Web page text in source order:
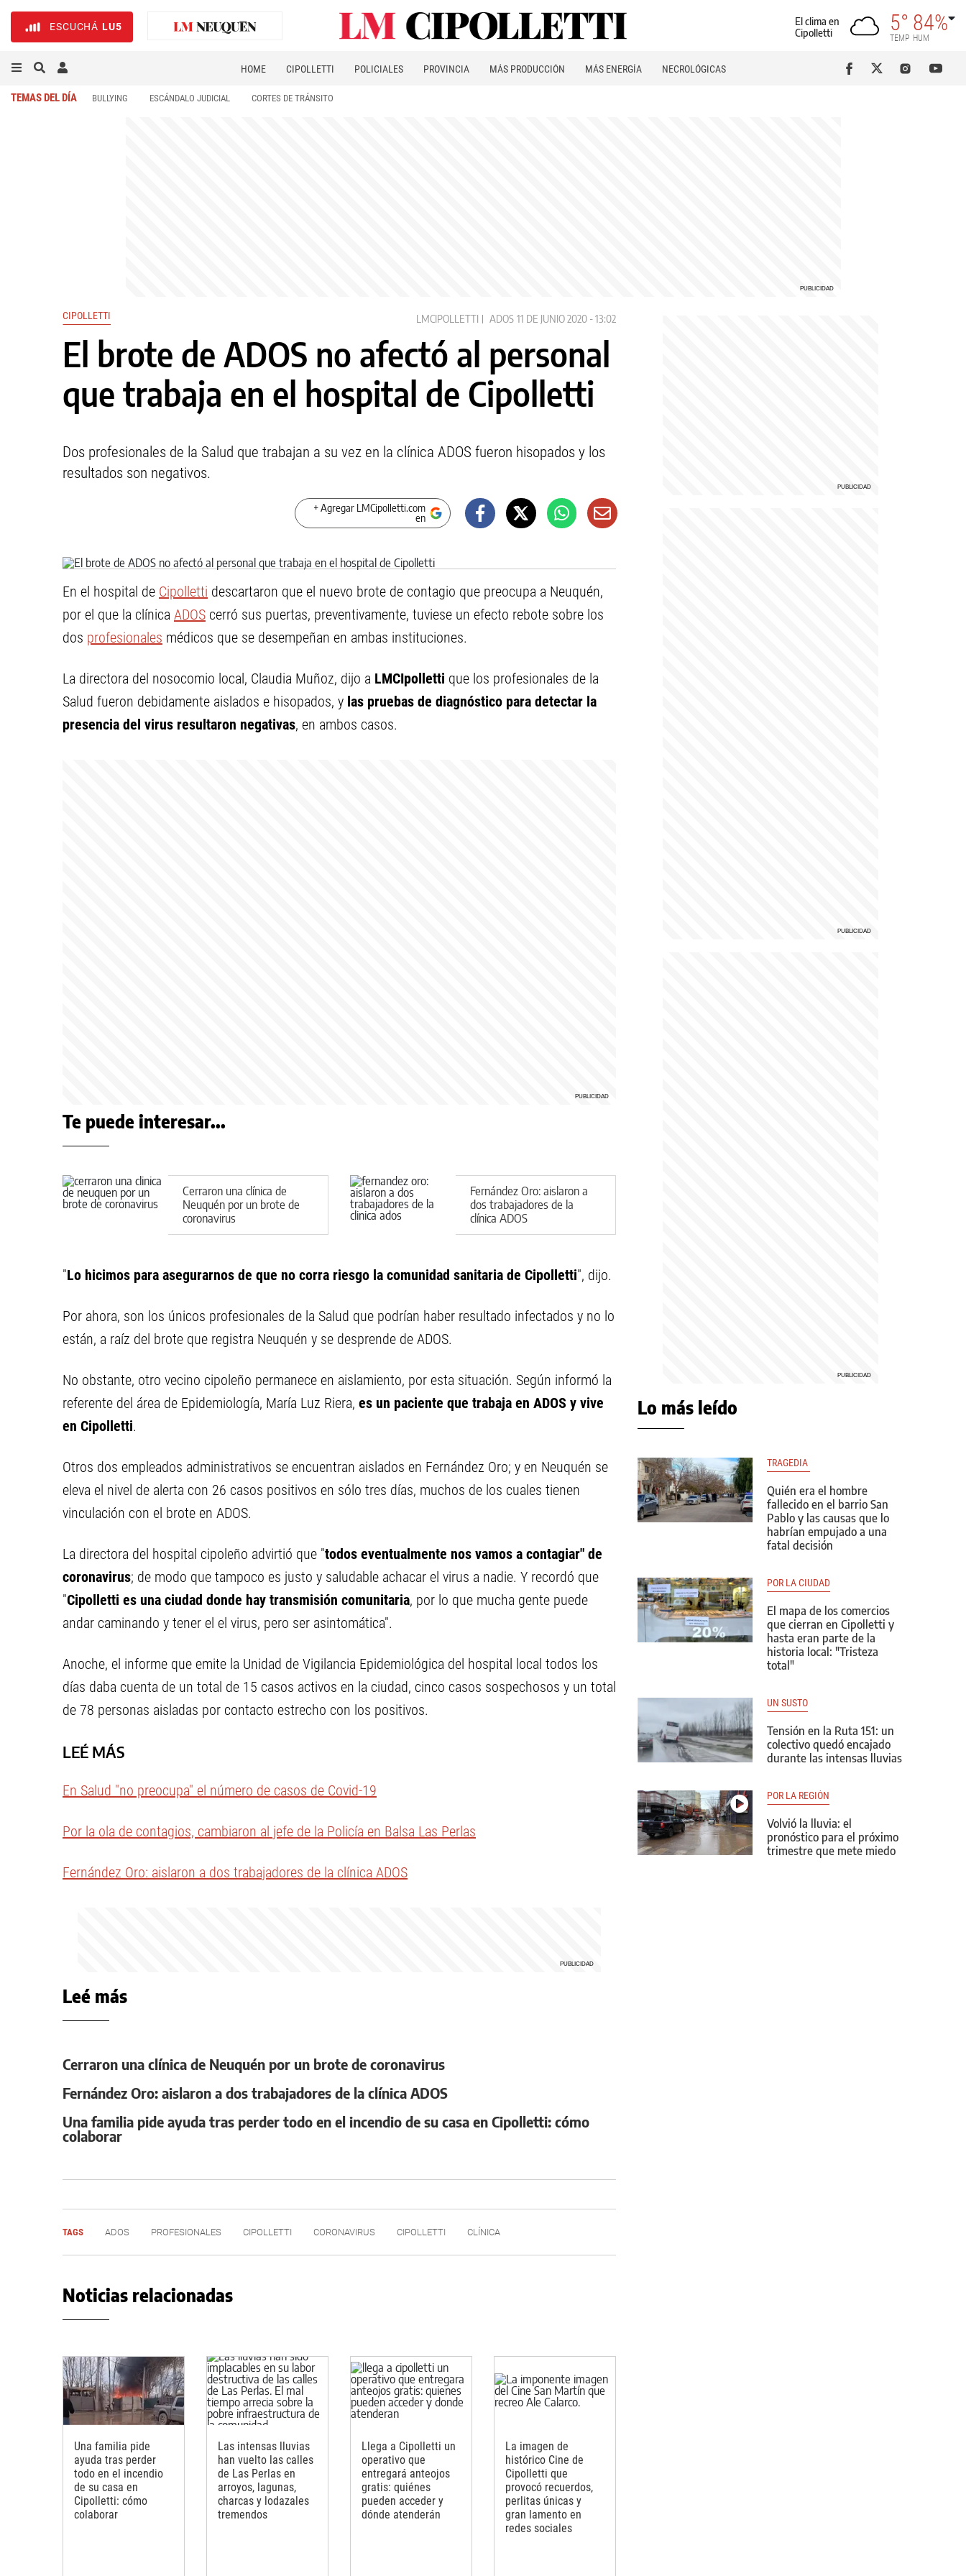
ESCUCHÁ LU5
El clima en
Cipolletti
5°
TEMP
84%
HUM
HOME CIPOLLETTI POLICIALES PROVINCIA MÁS PRODUCCIÓN MÁS ENERGÍA NECROLÓGICAS
TEMAS DEL DÍA BULLYING ESCÁNDALO JUDICIAL CORTES DE TRÁNSITO
CIPOLLETTI LMCIPOLLETTI ADOS 11 DE JUNIO 2020 - 13:02
El brote de ADOS no afectó al personal
que trabaja en el hospital de Cipolletti
Dos profesionales de la Salud que trabajan a su vez en la clínica ADOS fueron hisopados y los
resultados son negativos.
+ Agregar LMCipolletti.com
en
En el hospital de Cipolletti descartaron que el nuevo brote de contagio que preocupa a Neuquén,
por el que la clínica ADOS cerró sus puertas, preventivamente, tuviese un efecto rebote sobre los
dos profesionales médicos que se desempeñan en ambas instituciones.
La directora del nosocomio local, Claudia Muñoz, dijo a LMCIpolletti que los profesionales de la
Salud fueron debidamente aislados e hisopados, y las pruebas de diagnóstico para detectar la
presencia del virus resultaron negativas, en ambos casos.
Te puede interesar...
Cerraron una clínica de
Neuquén por un brote de
coronavirus
Fernández Oro: aislaron a
dos trabajadores de la
clínica ADOS
"Lo hicimos para asegurarnos de que no corra riesgo la comunidad sanitaria de Cipolletti", dijo.
Por ahora, son los únicos profesionales de la Salud que podrían haber resultado infectados y no lo
están, a raíz del brote que registra Neuquén y se desprende de ADOS.
No obstante, otro vecino cipoleño permanece en aislamiento, por esta situación. Según informó la
referente del área de Epidemiología, María Luz Riera, es un paciente que trabaja en ADOS y vive
en Cipolletti.
Otros dos empleados administrativos se encuentran aislados en Fernández Oro; y en Neuquén se
eleva el nivel de alerta con 26 casos positivos en sólo tres días, muchos de los cuales tienen
vinculación con el brote en ADOS.
La directora del hospital cipoleño advirtió que "todos eventualmente nos vamos a contagiar" de
coronavirus; de modo que tampoco es justo y saludable achacar el virus a nadie. Y recordó que
"Cipolletti es una ciudad donde hay transmisión comunitaria, por lo que mucha gente puede
andar caminando y tener el el virus, pero ser asintomática".
Anoche, el informe que emite la Unidad de Vigilancia Epidemiológica del hospital local todos los
días daba cuenta de un total de 15 casos activos en la ciudad, cinco casos sospechosos y un total
de 78 personas aisladas por contacto estrecho con los positivos.
LEÉ MÁS
En Salud "no preocupa" el número de casos de Covid-19
Por la ola de contagios, cambiaron al jefe de la Policía en Balsa Las Perlas
Fernández Oro: aislaron a dos trabajadores de la clínica ADOS
Leé más
Cerraron una clínica de Neuquén por un brote de coronavirus
Fernández Oro: aislaron a dos trabajadores de la clínica ADOS
Una familia pide ayuda tras perder todo en el incendio de su casa en Cipolletti: cómo
colaborar
TAGS ADOS PROFESIONALES CIPOLLETTI CORONAVIRUS CIPOLLETTI CLÍNICA
Noticias relacionadas
Una familia pide
ayuda tras perder
todo en el incendio
de su casa en
Cipolletti: cómo
colaborar
Las intensas lluvias
han vuelto las calles
de Las Perlas en
arroyos, lagunas,
charcas y lodazales
tremendos
Llega a Cipolletti un
operativo que
entregará anteojos
gratis: quiénes
pueden acceder y
dónde atenderán
La imagen de
histórico Cine de
Cipolletti que
provocó recuerdos,
perlitas únicas y
gran lamento en
redes sociales
Lo más leído
TRAGEDIA
Quién era el hombre
fallecido en el barrio San
Pablo y las causas que lo
habrían empujado a una
fatal decisión
POR LA CIUDAD
El mapa de los comercios
que cierran en Cipolletti y
hasta eran parte de la
historia local: "Tristeza
total"
UN SUSTO
Tensión en la Ruta 151: un
colectivo quedó encajado
durante las intensas lluvias
POR LA REGIÓN
Volvió la lluvia: el
pronóstico para el próximo
trimestre que mete miedo